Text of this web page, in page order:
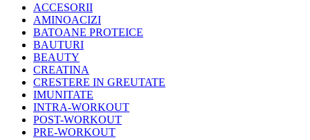
ACCESORII
AMINOACIZI
BATOANE PROTEICE
BAUTURI
BEAUTY
CREATINA
CRESTERE IN GREUTATE
IMUNITATE
INTRA-WORKOUT
POST-WORKOUT
PRE-WORKOUT